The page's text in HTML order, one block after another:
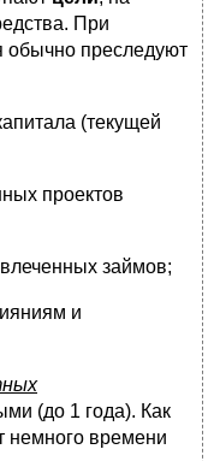
При
обычно преследуют
(текущей
проектов
займов;
и
(до 1 года). Как
немного времени